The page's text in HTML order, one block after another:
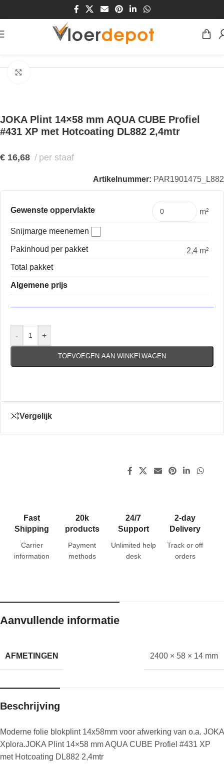
JOKA Plint 14×58 mm AQUA CUBE Profiel
#431 XP met Hotcoating DL882 2,4mtr
€ 16,68 per staaf
Artikelnummer: PAR1901475_L882
Gewenste oppervlakte m²
Snijmarge meenemen
Pakinhoud per pakket
2,4 m²
Total pakket
Algemene prijs
- +
TOEVOEGEN AAN WINKELWAGEN
Vergelijk
Fast
Shipping
Carrier
information
20k
products
Payment
methods
24/7
Support
Unlimited help
desk
2-day
Delivery
Track or off
orders
Aanvullende informatie
AFMETINGEN 2400 × 58 × 14 mm
Beschrijving
Moderne folie blokplint 14x58mm voor afwerking van o.a. JOKA
Xplora.JOKA Plint 14×58 mm AQUA CUBE Profiel #431 XP
met Hotcoating DL882 2,4mtr